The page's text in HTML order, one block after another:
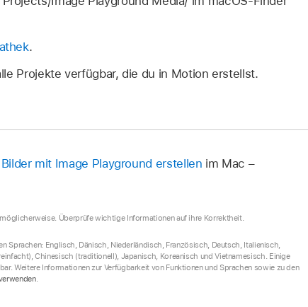
.
Projekte verfügbar, die du in Motion erstellst.
mit Image Playground erstellen im Mac –
Überprüfe wichtige Informationen auf ihre Korrektheit.
Englisch, Dänisch, Niederländisch, Französisch, Deutsch, Italienisch,
Chinesisch (traditionell), Japanisch, Koreanisch und Vietnamesisch. Einige
Weitere Informationen zur Verfügbarkeit von Funktionen und Sprachen sowie zu den
.